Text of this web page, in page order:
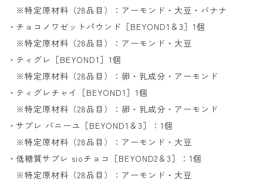
※特定原材料（28品目）：アーモンド・大豆・バナナ
・チョコノワゼットパウンド［BEYOND1＆3］1個
※特定原材料（28品目）：アーモンド・大豆
・ティグレ［BEYOND1］1個
※特定原材料（28品目）：卵・乳成分・アーモンド
・ティグレチャイ［BEYOND1］1個
※特定原材料（28品目）：卵・乳成分・アーモンド
・サブレ バニーユ［BEYOND1＆3］：1個
※特定原材料（28品目）：アーモンド・大豆
・低糖質サブレ sioチョコ［BEYOND2＆3］：1個
※特定原材料（28品目）：アーモンド・大豆